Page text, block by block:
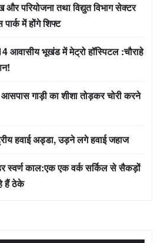
परियोजना तथा विद्युत विभाग सेक्टर
में होंगे शिफ्ट
आवासीय भूखंड में मेट्रो हॉस्पिटल :चौराहे
गाड़ी का शीशा तोड़कर चोरी करने
हवाई अड्डा, उड़ने लगे हवाई जहाज
स्वर्ण काल:एक एक वर्क सर्किल से सैकड़ों
हैं ठेके